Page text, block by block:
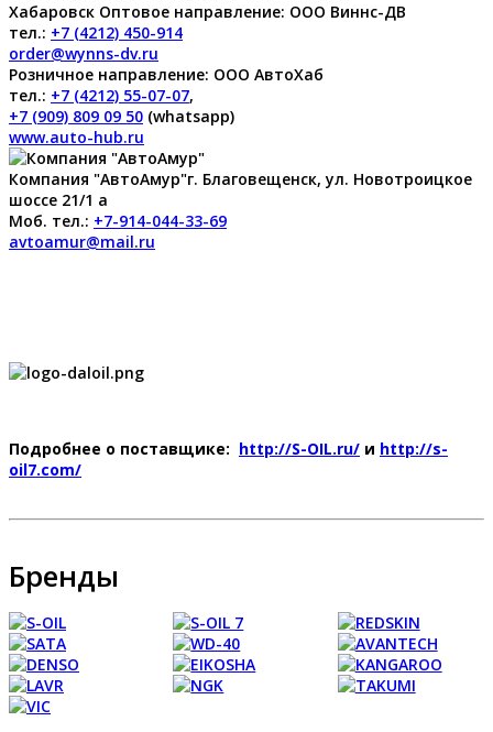
Хабаровск Оптовое направление: ООО Виннс-ДВ
тел.: +7 (4212) 450-914
order@wynns-dv.ru
Розничное направление: ООО АвтоХаб
тел.: +7 (4212) 55-07-07,
+7 (909) 809 09 50 (whatsapp)
www.auto-hub.ru
Компания "АвтоАмур"г. Благовещенск, ул. Новотроицкое
шоссе 21/1 а
Моб. тел.: +7-914-044-33-69
avtoamur@mail.ru
Подробнее о поставщике: http://S-OIL.ru/ и http://s-
oil7.com/
Бренды